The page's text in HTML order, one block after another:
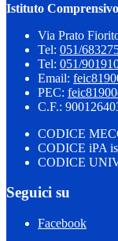
Istituto
Via Prato
Tel: 051/
Tel: 051/
Email:
PEC:
C.F.:
CODICE
CODICE iPA
CODICE
Seguici su
Facebook